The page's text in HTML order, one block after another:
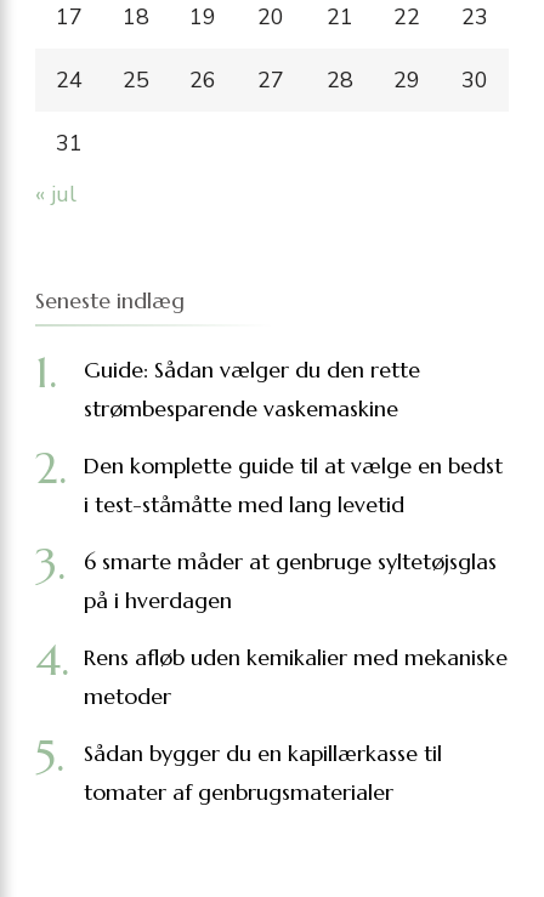
17 18 19 20 21 22 23
24 25 26 27 28 29 30
31
« jul
Seneste indlæg
Guide: Sådan vælger du den rette
strømbesparende vaskemaskine
Den komplette guide til at vælge en bedst
i test-ståmåtte med lang levetid
6 smarte måder at genbruge syltetøjsglas
på i hverdagen
Rens afløb uden kemikalier med mekaniske
metoder
Sådan bygger du en kapillærkasse til
tomater af genbrugsmaterialer